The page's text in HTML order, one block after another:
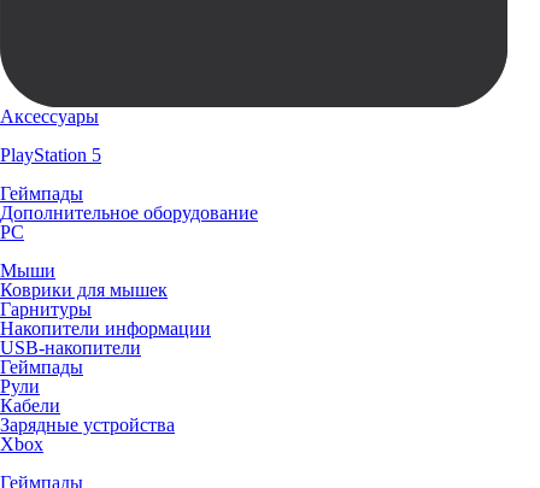
Аксессуары
PlayStation 5
Геймпады
Дополнительное оборудование
PC
Мыши
Коврики для мышек
Гарнитуры
Накопители информации
USB-накопители
Геймпады
Рули
Кабели
Зарядные устройства
Xbox
Геймпады